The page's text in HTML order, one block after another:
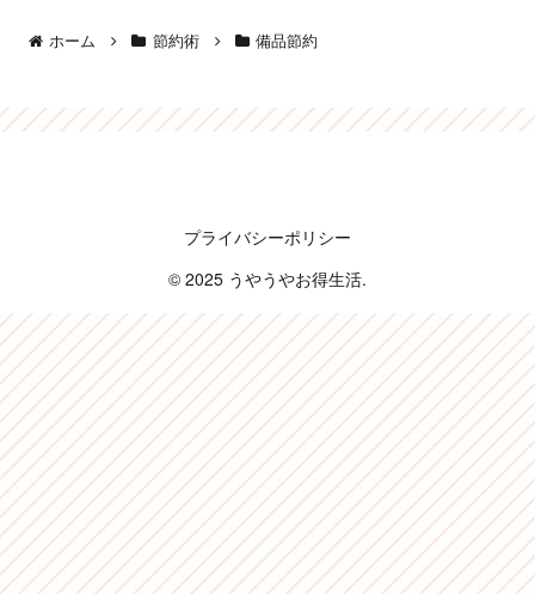
ホーム 節約術 備品節約
プライバシーポリシー
© 2025 うやうやお得生活.